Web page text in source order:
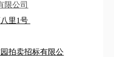
限公司
里1号
拍卖招标有限公